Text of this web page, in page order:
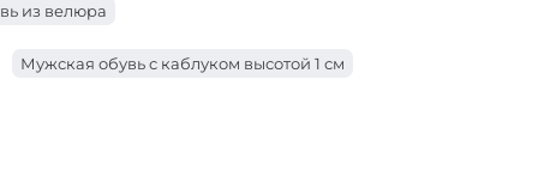
из велюра
Мужская обувь с каблуком высотой 1 см